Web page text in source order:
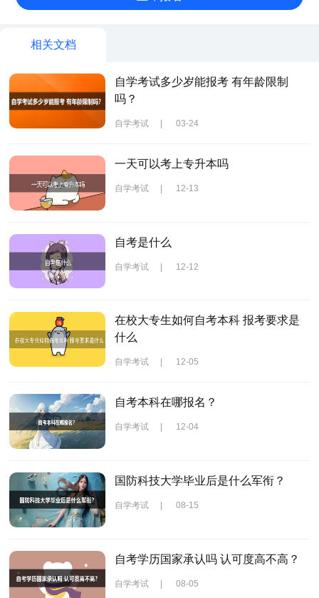
相关文档
自学考试多少岁能报考 有年龄限制
吗？
自学考试 | 03-24
一天可以考上专升本吗
自学考试 | 12-13
自考是什么
自学考试 | 12-12
在校大专生如何自考本科 报考要求是
什么
自学考试 12-05
自考本科在哪报名？
自学考试 12-04
国防科技大学毕业后是什么军衔？
自学考试 08-15
自考学历国家承认吗 认可度高不高？
自学考试 08-05